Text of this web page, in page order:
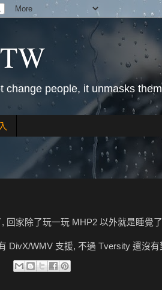
change people, it unmasks
回家除了玩一玩 MHP2 以外就是睡覺了
DivX/WMV 支援, 不過 Tversity 還沒